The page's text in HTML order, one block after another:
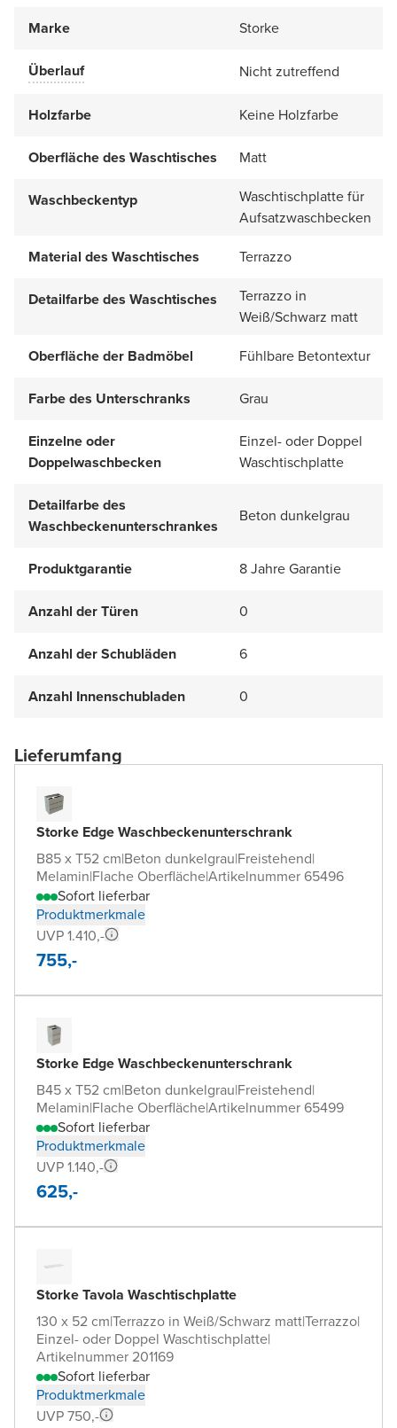
Marke Storke
Überlauf Nicht zutreffend
Holzfarbe Keine Holzfarbe
Oberfläche des Waschtisches Matt
Waschbeckentyp
Waschtischplatte für
Aufsatzwaschbecken
Material des Waschtisches
Terrazzo
Detailfarbe des Waschtisches
Terrazzo in
Weiß/Schwarz matt
Oberfläche der Badmöbel
Fühlbare Betontextur
Farbe des Unterschranks Grau
Einzelne oder
Doppelwaschbecken
Einzel- oder Doppel
Waschtischplatte
Detailfarbe des
Waschbeckenunterschrankes
Beton dunkelgrau
Produktgarantie 8 Jahre Garantie
Anzahl der Türen 0
Anzahl der Schubläden 6
Anzahl Innenschubladen 0
Lieferumfang
Storke Edge Waschbeckenunterschrank
B85 x T52 cm|Beton dunkelgrau|Freistehend|
Melamin|Flache Oberfläche|Artikelnummer 65496
Sofort lieferbar
Produktmerkmale
UVP 1.410,-
755,-
Storke Edge Waschbeckenunterschrank
B45 x T52 cm|Beton dunkelgrau|Freistehend|
Melamin|Flache Oberfläche|Artikelnummer 65499
Sofort lieferbar
Produktmerkmale
UVP 1.140,-
625,-
Storke Tavola Waschtischplatte
130 x 52 cm|Terrazzo in Weiß/Schwarz matt|Terrazzo|
Einzel- oder Doppel Waschtischplatte|
Artikelnummer 201169
Sofort lieferbar
Produktmerkmale
UVP 750,-